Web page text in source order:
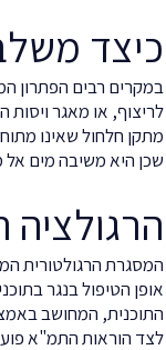
כיצד
במקרים רבים הפתרון
לריצוף, או מאגר
מתקן חלחול שאינו
שכן היא משיבה מים אל
הרגולציה העדכנית:
אופן הטיפול בנגר
התוכנית, המחושב
לצד הוראות התמ"א